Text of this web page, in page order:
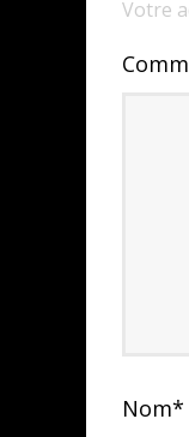
Votre
Nom*